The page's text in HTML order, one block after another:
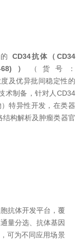
CD34抗体（CD34
68)）
（货号：
及优异批间稳定性的
术制备，针对人CD34
特异性开发，在类器
结构解析及肿瘤类器官
抗体开发平台，覆
量分选、抗体基因
可为不同应用场景